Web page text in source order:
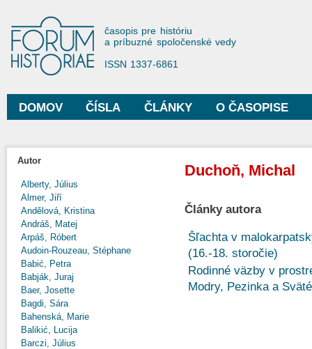
Forum Historiae
časopis pre históriu
a príbuzné spoločenské vedy
ISSN 1337-6861
Hlavné menu
DOMOV ČÍSLA ČLÁNKY O ČASOPISE
Autor
Alberty, Július
Almer, Jiří
Andělová, Kristina
Andráš, Matej
Arpáš, Róbert
Audoin-Rouzeau, Stéphane
Babić, Petra
Babják, Juraj
Baer, Josette
Bagdi, Sára
Bahenská, Marie
Balikić, Lucija
Barczi, Július
Duchoň, Michal
Články autora
Šľachta v
(16.-18. storočie)
Rodinné väzby v
Modry, Pezinka a